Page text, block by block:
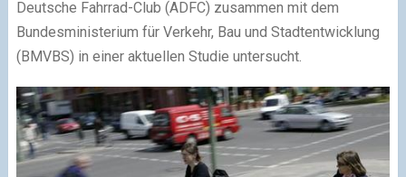
Deutsche Fahrrad-Club (ADFC) zusammen mit dem
Bundesministerium für Verkehr, Bau und Stadtentwicklung
(BMVBS) in einer aktuellen Studie untersucht.